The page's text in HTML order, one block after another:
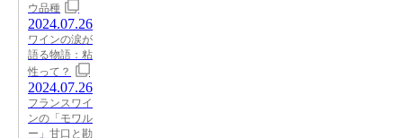
ウ品種
2024.07.26
ワインの涙が
語る物語：粘
性って？
2024.07.26
フランスワイ
ンの「モワル
ー」甘口と勘